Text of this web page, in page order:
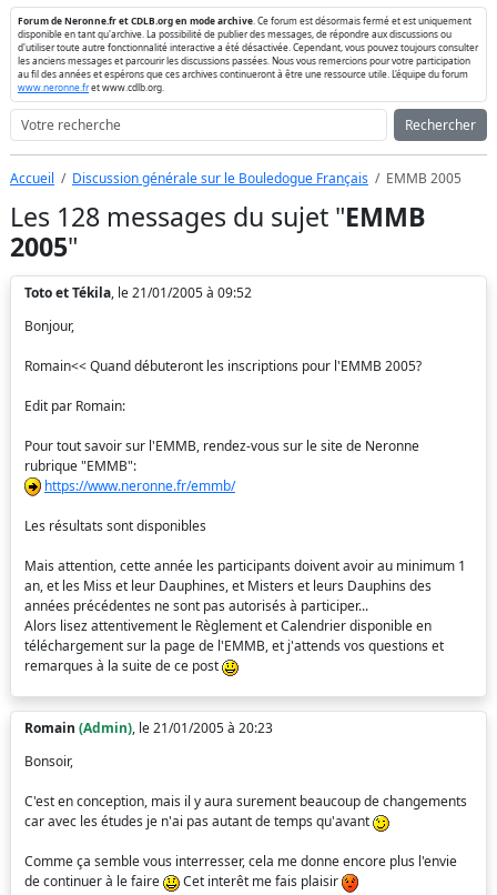
Forum de Neronne.fr et CDLB.org en mode archive . Ce forum est désormais fermé et est uniquement
disponible en tant qu'archive. La possibilité de publier des messages, de répondre aux discussions ou
d'utiliser toute autre fonctionnalité interactive a été désactivée. Cependant, vous pouvez toujours consulter
les anciens messages et parcourir les discussions passées. Nous vous remercions pour votre participation
au fil des années et espérons que ces archives continueront à être une ressource utile. L'équipe du forum
www.neronne.fret www.cdlb.org.
Rechercher
Accueil Discussion générale sur le Bouledogue Français EMMB 2005
Les 128 messages du sujet "EMMB
2005"
Toto et Tékila, le 21/01/2005 à 09:52
Bonjour,
Romain<< Quand débuteront les inscriptions pour l'EMMB 2005?
Edit par Romain:
Pour tout savoir sur l'EMMB, rendez-vous sur le site de Neronne
rubrique "EMMB":
https://www.neronne.fr/emmb/
Les résultats sont disponibles
Mais attention, cette année les participants doivent avoir au minimum 1
an, et les Miss et leur Dauphines, et Misters et leurs Dauphins des
années précédentes ne sont pas autorisés à participer...
Alors lisez attentivement le Règlement et Calendrier disponible en
téléchargement sur la page de l'EMMB, et j'attends vos questions et
remarques à la suite de ce post
Romain (Admin), le 21/01/2005 à 20:23
Bonsoir,
C'est en conception, mais il y aura surement beaucoup de changements
car avec les études je n'ai pas autant de temps qu'avant
Comme ça semble vous interresser, cela me donne encore plus l'envie
de continuer à le faire
Cet interêt me fais plaisir